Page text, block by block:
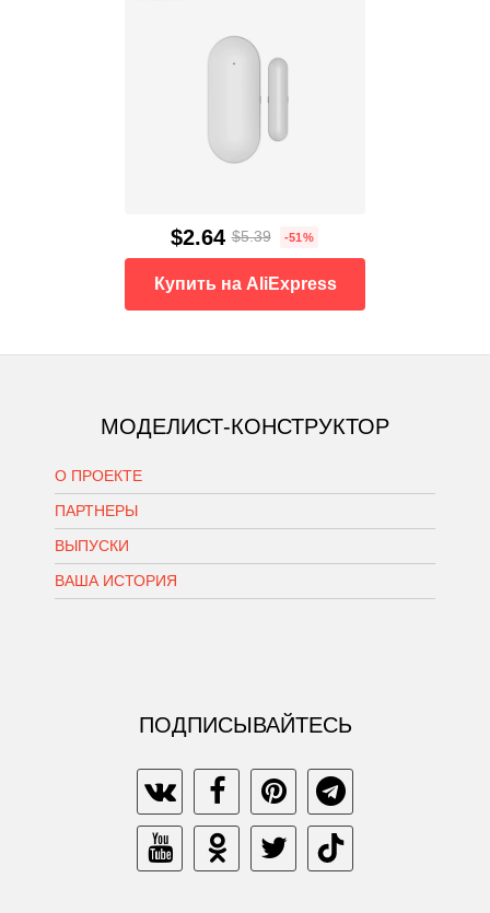
$2.64 $5.39 -51%
Купить на AliExpress
МОДЕЛИСТ-КОНСТРУКТОР
О ПРОЕКТЕ
ПАРТНЕРЫ
ВЫПУСКИ
ВАША ИСТОРИЯ
ПОДПИСЫВАЙТЕСЬ